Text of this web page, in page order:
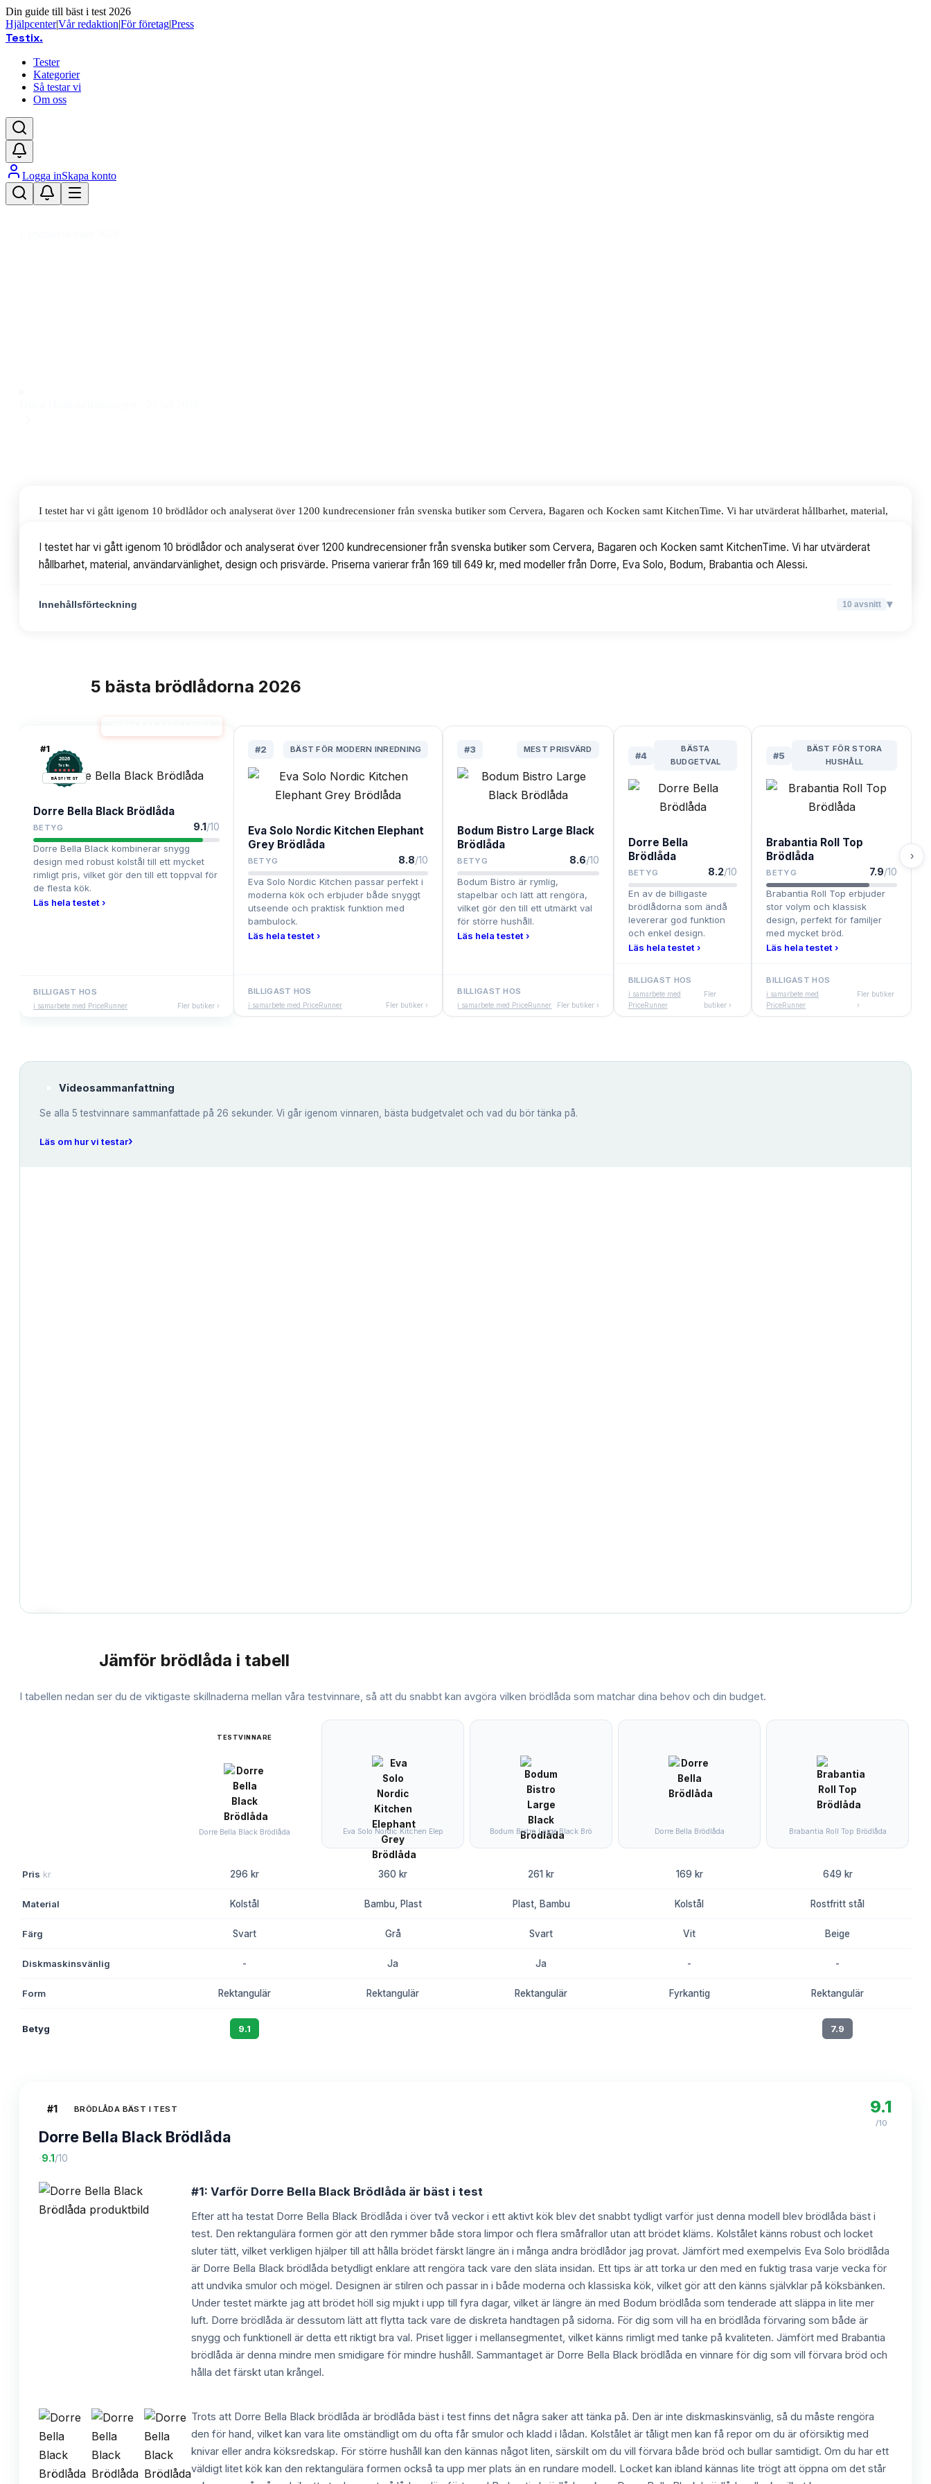
Din guide till bäst i test 2026
Hjälpcenter|Vår redaktion|För företag|Press
Testix.
Tester
Kategorier
Så testar vi
Om oss
Logga inSkapa konto
I testet har vi gått igenom 10 brödlådor och analyserat över 1200 kundrecensioner från svenska butiker som Cervera, Bagaren och Kocken samt KitchenTime. Vi har utvärderat hållbarhet, material,
Innehållsförteckning
I testet har vi gått igenom 10 brödlådor och analyserat över 1200 kundrecensioner från svenska butiker som Cervera, Bagaren och Kocken samt KitchenTime. Vi har utvärderat
hållbarhet, material, användarvänlighet, design och prisvärde. Priserna varierar från 169 till 649 kr, med modeller från Dorre, Eva Solo, Bodum, Brabantia och Alessi.
Innehållsförteckning 10 avsnitt ▾
5 bästa brödlådorna 2026
#1
2026
Testix.
BÄST I TEST
Dorre Bella Black Brödlåda
BETYG 9.1/10
Dorre Bella Black kombinerar snygg
design med robust kolstål till ett mycket
rimligt pris, vilket gör den till ett toppval för
de flesta kök.
Läs hela testet ›
BILLIGAST HOS
i samarbete med PriceRunner Fler butiker ›
#2 BÄST FÖR MODERN INREDNING
Eva Solo Nordic Kitchen Elephant
Grey Brödlåda
BETYG 8.8/10
Eva Solo Nordic Kitchen passar perfekt i
moderna kök och erbjuder både snyggt
utseende och praktisk funktion med
bambulock.
Läs hela testet ›
BILLIGAST HOS
i samarbete med PriceRunner Fler butiker ›
#3 MEST PRISVÄRD
Bodum Bistro Large Black
Brödlåda
BETYG 8.6/10
Bodum Bistro är rymlig,
stapelbar och lätt att rengöra,
vilket gör den till ett utmärkt val
för större hushåll.
Läs hela testet ›
BILLIGAST HOS
i samarbete med PriceRunner Fler butiker ›
#4
BÄSTA
BUDGETVAL
Dorre Bella
Brödlåda
BETYG 8.2/10
En av de billigaste
brödlådorna som ändå
levererar god funktion
och enkel design.
Läs hela testet ›
BILLIGAST HOS
i samarbete med
PriceRunner
Fler
butiker ›
#5
BÄST FÖR STORA
HUSHÅLL
Brabantia Roll Top
Brödlåda
BETYG 7.9/10
Brabantia Roll Top erbjuder
stor volym och klassisk
design, perfekt för familjer
med mycket bröd.
Läs hela testet ›
BILLIGAST HOS
i samarbete med
PriceRunner
Fler butiker
›
›
Videosammanfattning
Se alla 5 testvinnare sammanfattade på 26 sekunder. Vi går igenom vinnaren, bästa budgetvalet och vad du bör tänka på.
Läs om hur vi testar›
Jämför brödlåda i tabell
I tabellen nedan ser du de viktigaste skillnaderna mellan våra testvinnare, så att du snabbt kan avgöra vilken brödlåda som matchar dina behov och din budget.
TESTVINNARE
Dorre Bella Black Brödlåda Eva Solo Nordic Kitchen Elep Bodum Bistro Large Black Brö Dorre Bella Brödlåda Brabantia Roll Top Brödlåda
Pris kr 296 kr 360 kr 261 kr 169 kr 649 kr
Material Kolstål Bambu, Plast Plast, Bambu Kolstål Rostfritt stål
Färg Svart Grå Svart Vit Beige
Diskmaskinsvänlig - Ja Ja - -
Form Rektangulär Rektangulär Rektangulär Fyrkantig Rektangulär
Betyg 9.1 7.9
#1 BRÖDLÅDA BÄST I TEST
Dorre Bella Black Brödlåda
·9.1 /10
9.1
/10
#1: Varför Dorre Bella Black Brödlåda är bäst i test
Efter att ha testat Dorre Bella Black Brödlåda i över två veckor i ett aktivt kök blev det snabbt tydligt varför just denna modell blev brödlåda bäst i
test. Den rektangulära formen gör att den rymmer både stora limpor och flera småfrallor utan att brödet kläms. Kolstålet känns robust och locket
sluter tätt, vilket verkligen hjälper till att hålla brödet färskt längre än i många andra brödlådor jag provat. Jämfört med exempelvis Eva Solo brödlåda
är Dorre Bella Black brödlåda betydligt enklare att rengöra tack vare den släta insidan. Ett tips är att torka ur den med en fuktig trasa varje vecka för
att undvika smulor och mögel. Designen är stilren och passar in i både moderna och klassiska kök, vilket gör att den känns självklar på köksbänken.
Under testet märkte jag att brödet höll sig mjukt i upp till fyra dagar, vilket är längre än med Bodum brödlåda som tenderade att släppa in lite mer
luft. Dorre brödlåda är dessutom lätt att flytta tack vare de diskreta handtagen på sidorna. För dig som vill ha en brödlåda förvaring som både är
snygg och funktionell är detta ett riktigt bra val. Priset ligger i mellansegmentet, vilket känns rimligt med tanke på kvaliteten. Jämfört med Brabantia
brödlåda är denna mindre men smidigare för mindre hushåll. Sammantaget är Dorre Bella Black brödlåda en vinnare för dig som vill förvara bröd och
hålla det färskt utan krångel.
Trots att Dorre Bella Black brödlåda är brödlåda bäst i test finns det några saker att tänka på. Den är inte diskmaskinsvänlig, så du måste rengöra
den för hand, vilket kan vara lite omständligt om du ofta får smulor och kladd i lådan. Kolstålet är tåligt men kan få repor om du är oförsiktig med
knivar eller andra köksredskap. För större hushåll kan den kännas något liten, särskilt om du vill förvara både bröd och bullar samtidigt. Om du har ett
väldigt litet kök kan den rektangulära formen också ta upp mer plats än en rundare modell. Locket kan ibland kännas lite trögt att öppna om det står